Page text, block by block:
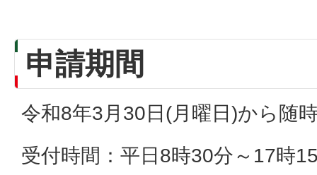
申請期間
令和8年3月30日(月曜日)から随
受付時間：平日8時30分～17時